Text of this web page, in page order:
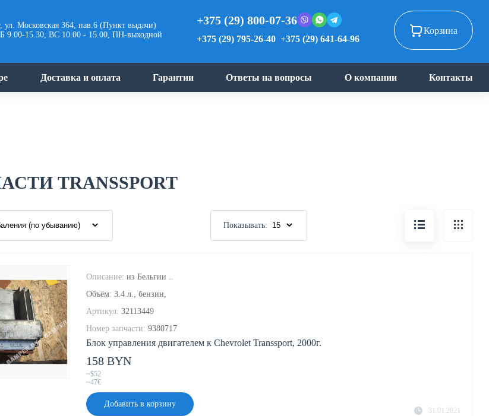
ул. Московская 364, пав.6 (Пункт выдачи)
9.00-15.30, ВС 10.00 - 15.00, ПН-выходной
+375 (29) 800-07-36
+375 (29) 795-26-40 +375 (29) 641-64-96
Корзина
Доставка и оплата Гарантии Ответы на вопросы О компании Контакты
TRANSSPORT
Показывать:
Блок управления двигателем к Chevrolet Transsport, 2000г.
Описание: из Бельгии ..
Объём: 3.4 л., бензин,
Артикул: 32113449
Номер запчасти: 9380717
31.01.2021
158 BYN
~$52
~47€
Добавить в корзину